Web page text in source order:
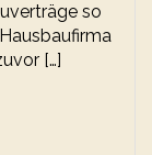
so
[…]